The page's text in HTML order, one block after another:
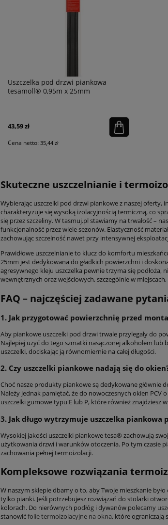
Uszczelka pod drzwi piankowa
tesamoll® 0,95m x 25mm
43,59 zł
Cena netto: 35,44 zł
Skuteczne uszczelnianie i
Wybierając uszczelki pod drzwi piankowe z naszej
charakteryzuje się wysoką izolacyjnością termiczną, co
się przez szczeliny. W tasmuj.pl stawiamy na trwałość –
funkcjonalność przez wiele sezonów. Elastyczność
zachowując szczelność nawet przy intensywnej
Prawidłowe uszczelnianie to klucz do komfortu
25mm jest dedykowana do gładkich powierzchni i
agresywnego kleju uszczelka pewnie trzyma się
wewnętrznych oraz wejściowych, szczególnie w
FAQ – najczęściej zadawane
1. Jak przygotować powierzchnię przed
Aby piankowe uszczelki pod drzwi trwale przylegały do
Najlepiej użyć do tego szmatki nasączonej alkoholem
uszczelki, dociskając ją równomiernie na całej długości.
2. Czy uszczelki piankowe nadają się do
Choć nasze produkty piankowe są dedykowane głównie
Należy jednak pamiętać, że do nowoczesnych okien
uszczelki gumowe typu E lub P, które również znajdziesz
3. Jak długo wytrzymuje uszczelka piankowa
Wysokiej jakości uszczelki piankowe tesa® zachowują
użytkowania drzwi i warunków otoczenia. Po tym czasie
zachowania pełnej termoizolacji.
Kompleksowe rozwiązania
W naszym sklepie dbamy o to, aby Twoje mieszkanie było
tylko pianki. Jeśli potrzebujesz rozwiązań do stolarki
kolorach. Do nierównych podłóg i dywanów polecamy
stanowićfolie termoizolacyjne na okna, które ograniczają